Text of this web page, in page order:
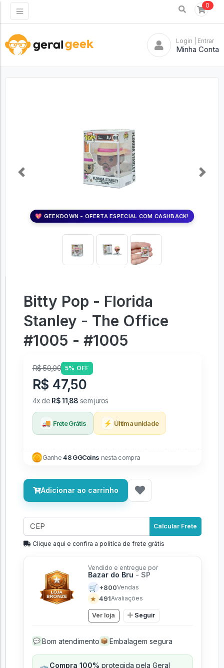
0
Login | Entrar
Minha Conta
💖 GEEKDOWN - OFERTA ESPECIAL COM CASHBACK!
Previous Next
Bitty Pop - Florida
Stanley - The Office
#1005 - #1005
R$ 50,00 5% OFF
R$ 47,50
4x de R$ 11,88 sem juros
🚚 Frete Grátis ⚡ Última unidade
Ganhe48 GGCoins nesta compra
Adicionar ao carrinho
Calcular Frete
Clique aqui e confira a politíca de frete grátis
Vendido e entregue por
Bazar do Bru - SP
🛒 +800Vendas
★ 491Avaliações
Ver loja Seguir
💬 Bom atendimento 📦 Embalagem segura
Compra 100% protegida pela Geral